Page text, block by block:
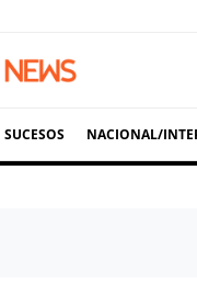
SUCESOS NACIONAL/